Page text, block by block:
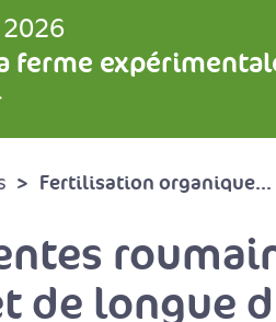
ferme
Fertilisation organique...
de longue